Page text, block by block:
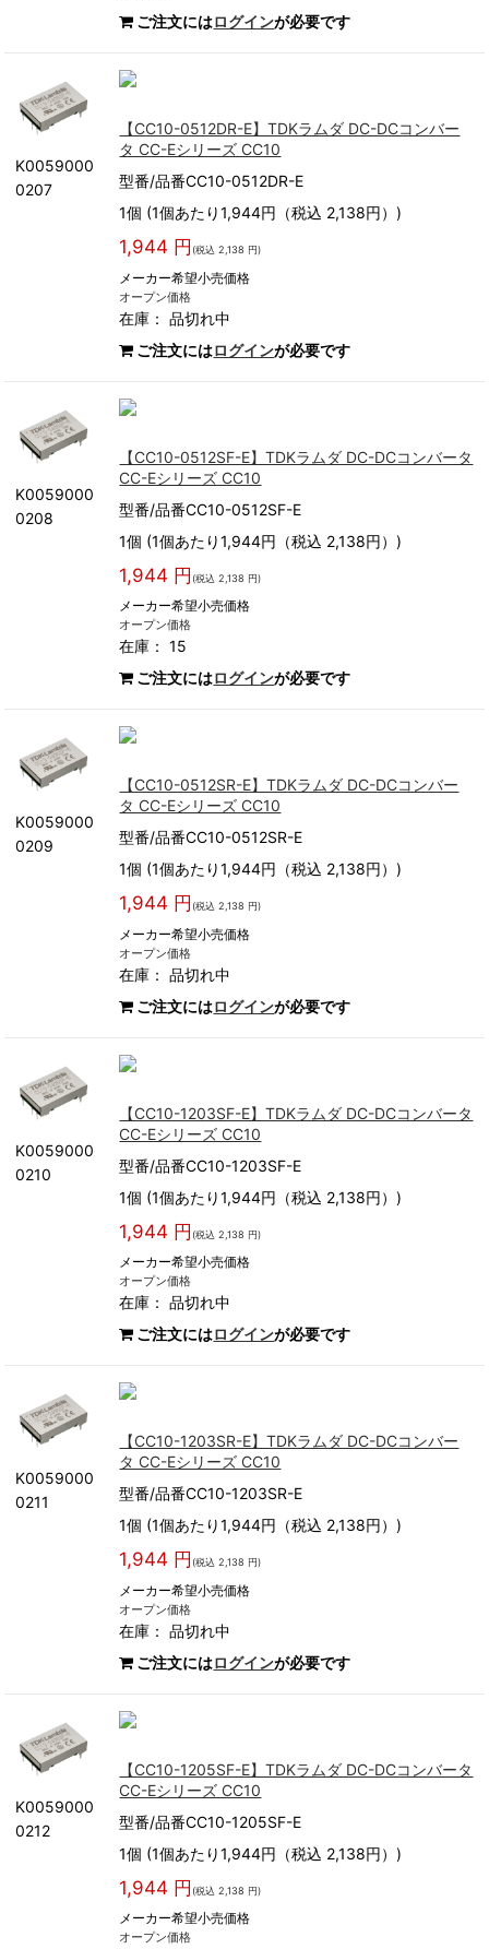
ご注文にはログインが必要です
K0059000
0207
【CC10-0512DR-E】TDKラムダ DC-DCコンバー
タ CC-Eシリーズ CC10
型番/品番CC10-0512DR-E
1個 (1個あたり1,944円（税込 2,138円）)
1,944 円 (税込 2,138 円)
メーカー希望小売価格
オープン価格
在庫：品切れ中
ご注文にはログインが必要です
K0059000
0208
【CC10-0512SF-E】TDKラムダ DC-DCコンバータ
CC-Eシリーズ CC10
型番/品番CC10-0512SF-E
1個 (1個あたり1,944円（税込 2,138円）)
1,944 円 (税込 2,138 円)
メーカー希望小売価格
オープン価格
在庫： 15
ご注文にはログインが必要です
K0059000
0209
【CC10-0512SR-E】TDKラムダ DC-DCコンバー
タ CC-Eシリーズ CC10
型番/品番CC10-0512SR-E
1個 (1個あたり1,944円（税込 2,138円）)
1,944 円 (税込 2,138 円)
メーカー希望小売価格
オープン価格
在庫：品切れ中
ご注文にはログインが必要です
K0059000
0210
【CC10-1203SF-E】TDKラムダ DC-DCコンバータ
CC-Eシリーズ CC10
型番/品番CC10-1203SF-E
1個 (1個あたり1,944円（税込 2,138円）)
1,944 円 (税込 2,138 円)
メーカー希望小売価格
オープン価格
在庫：品切れ中
ご注文にはログインが必要です
K0059000
0211
【CC10-1203SR-E】TDKラムダ DC-DCコンバー
タ CC-Eシリーズ CC10
型番/品番CC10-1203SR-E
1個 (1個あたり1,944円（税込 2,138円）)
1,944 円 (税込 2,138 円)
メーカー希望小売価格
オープン価格
在庫：品切れ中
ご注文にはログインが必要です
K0059000
0212
【CC10-1205SF-E】TDKラムダ DC-DCコンバータ
CC-Eシリーズ CC10
型番/品番CC10-1205SF-E
1個 (1個あたり1,944円（税込 2,138円）)
1,944 円 (税込 2,138 円)
メーカー希望小売価格
オープン価格